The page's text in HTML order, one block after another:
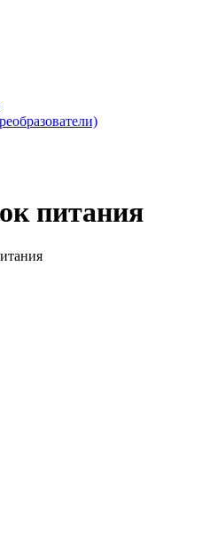
питания